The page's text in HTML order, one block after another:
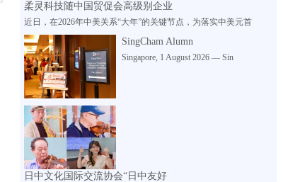
柔灵科技随中国贸促会高级别企业
近日，在2026年中美关系“大年”的关键节点，为落实中美元首
SingCham Alumn
Singapore, 1 August 2026 — Sin
日中文化国际交流协会“日中友好